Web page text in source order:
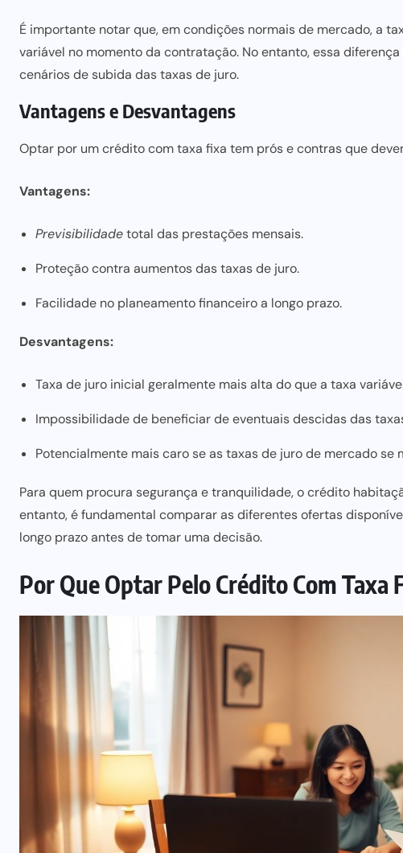
É importante notar que, em condições normais de mercado, a
variável no momento da contratação. No entanto, essa
cenários de subida das taxas de juro.
Vantagens e Desvantagens
Optar por um crédito com taxa fixa tem prós e contras que
Vantagens:
Previsibilidadetotal das prestações mensais.
Proteção contra aumentos das taxas de juro.
Facilidade no planeamento financeiro a longo prazo.
Desvantagens:
Taxa de juro inicial geralmente mais alta do que a taxa
Impossibilidade de beneficiar de eventuais descidas das
Potencialmente mais caro se as taxas de juro de mercado se
Para quem procura segurança e tranquilidade, ocrédito
entanto, é fundamental comparar as diferentes ofertas
longo prazo antes de tomar uma decisão.
Por Que Optar Pelo Crédito Com Taxa